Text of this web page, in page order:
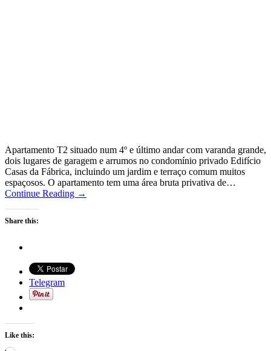
Apartamento T2 situado num 4º e último andar com varanda grande,
dois lugares de garagem e arrumos no condomínio privado Edifício
Casas da Fábrica, incluindo um jardim e terraço comum muitos
espaçosos. O apartamento tem uma área bruta privativa de…
Continue Reading →
Share this:
Telegram
Like this: